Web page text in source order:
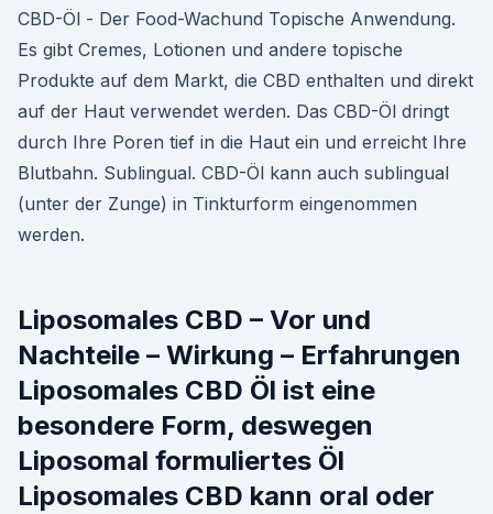
CBD-Öl - Der Food-Wachund Topische Anwendung.
Es gibt Cremes, Lotionen und andere topische
Produkte auf dem Markt, die CBD enthalten und direkt
auf der Haut verwendet werden. Das CBD-Öl dringt
durch Ihre Poren tief in die Haut ein und erreicht Ihre
Blutbahn. Sublingual. CBD-Öl kann auch sublingual
(unter der Zunge) in Tinkturform eingenommen
werden.
Liposomales CBD – Vor und
Nachteile – Wirkung – Erfahrungen
Liposomales CBD Öl ist eine
besondere Form, deswegen
Liposomal formuliertes Öl
Liposomales CBD kann oral oder